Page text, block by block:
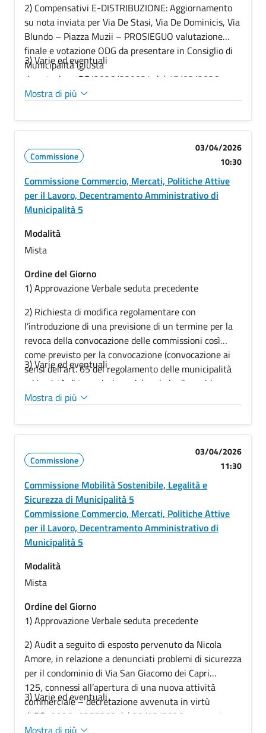
2) Compensativi E-DISTRIBUZIONE: Aggiornamento
su nota inviata per Via De Stasi, Via De Dominicis, Via
Blundo – Piazza Muzii – PROSIEGUO valutazione
finale e votazione ODG da presentare in Consiglio di
Municipalità (giusta
decretazione PG/2026/330834 del 17/03/2026
come da verbale della Conferenza dei Gruppi
3) Varie ed eventuali
Mostra di più
Commissione
03/04/2026
10:30
Commissione Commercio, Mercati, Politiche Attive
per il Lavoro, Decentramento Amministrativo di
Municipalità 5
Modalità
Mista
Ordine del Giorno
1) Approvazione Verbale seduta precedente
2) Richiesta di modifica regolamentare con
l’introduzione di una previsione di un termine per la
revoca della convocazione delle commissioni così
come previsto per la convocazione (convocazione ai
sensi dell’art. 65 del regolamento delle municipalità
ed in virtù di trasmissione del verbale di presidenza
dei gruppi consiliari avvenuta con nota
come da verbale del 27/03/2026)
3) Varie ed eventuali
Mostra di più
Commissione
03/04/2026
11:30
Commissione Mobilità Sostenibile, Legalità e
Sicurezza di Municipalità 5
Commissione Commercio, Mercati, Politiche Attive
per il Lavoro, Decentramento Amministrativo di
Municipalità 5
Modalità
Mista
Ordine del Giorno
1) Approvazione Verbale seduta precedente
2) Audit a seguito di esposto pervenuto da Nicola
Amore, in relazione a denunciati problemi di sicurezza
per il condominio di Via San Giacomo dei Capri
125, connessi all’apertura di una nuova attività
commerciale – decretazione avvenuta in virtù
di PG_2026_0375563 del 30/03/2026 pervenuta
dalla Presidente di Municipalità con
3) Varie ed eventuali
Mostra di più